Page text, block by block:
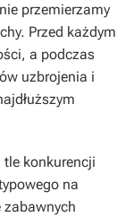
przemierzamy
Przed każdym
a podczas
uzbrojenia i
tle konkurencji
na
zabawnych